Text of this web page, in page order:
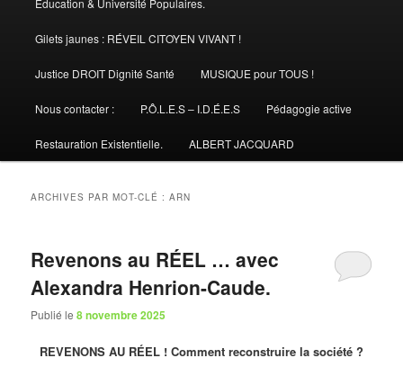
Gilets jaunes : RÉVEIL CITOYEN VIVANT !
Justice DROIT Dignité Santé MUSIQUE pour TOUS !
Nous contacter : P.Ô.L.E.S – I.D.É.E.S Pédagogie active
Restauration Existentielle. ALBERT JACQUARD
ARCHIVES PAR MOT-CLÉ :ARN
Revenons au RÉEL … avec
Alexandra Henrion-Caude.
Publié le8 novembre 2025
REVENONS AU RÉEL ! Comment reconstruire la société ?